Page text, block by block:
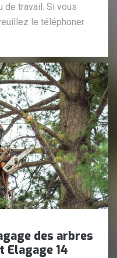
de travail. Si vous
le téléphoner
des arbres
Elagage 14